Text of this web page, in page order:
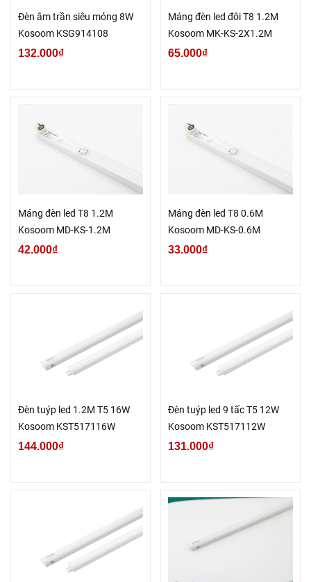
Đèn âm trần siêu mỏng 8W
Kosoom KSG914108
132.000₫
Máng đèn led đôi T8 1.2M
Kosoom MK-KS-2X1.2M
65.000₫
Máng đèn led T8 1.2M
Kosoom MD-KS-1.2M
42.000₫
Máng đèn led T8 0.6M
Kosoom MD-KS-0.6M
33.000₫
Đèn tuýp led 1.2M T5 16W
Kosoom KST517116W
144.000₫
Đèn tuýp led 9 tấc T5 12W
Kosoom KST517112W
131.000₫